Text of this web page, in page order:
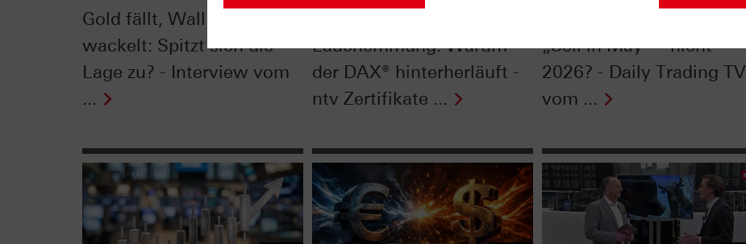
Gold fällt, Wall Street
wackelt: Spitzt sich die
Lage zu? - Interview vom
...
Ladehemmung: Warum
der DAX® hinterherläuft -
ntv Zertifikate ...
„Sell in May“ – nicht
2026? - Daily Trading TV
vom ...